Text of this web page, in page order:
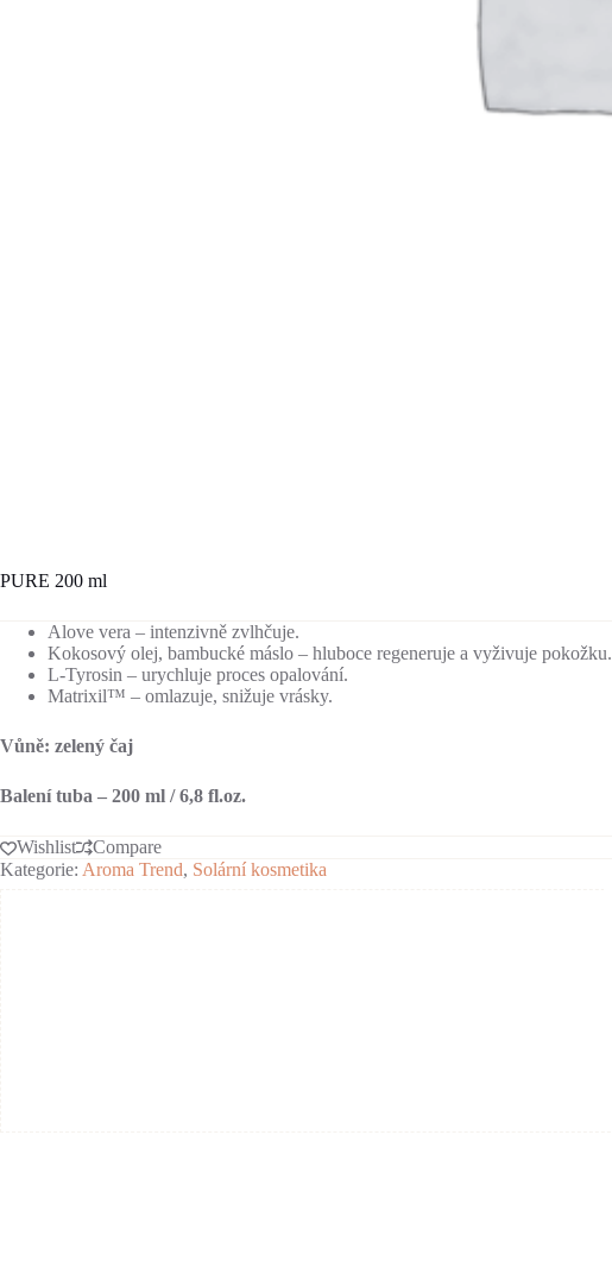
PURE 200 ml
Alove vera – intenzivně zvlhčuje.
Kokosový olej, bambucké máslo – hluboce regeneruje a vyživuje pokožku.
L-Tyrosin – urychluje proces opalování.
Matrixil™ – omlazuje, snižuje vrásky.
Vůně: zelený čaj
Balení tuba – 200 ml / 6,8 fl.oz.
Wishlist
Compare
Kategorie: Aroma Trend, Solární kosmetika